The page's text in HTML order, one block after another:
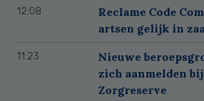
12:08
Reclame Code
artsen gelijk in
11:23
Nieuwe
zich aanmelden
Zorgreserve